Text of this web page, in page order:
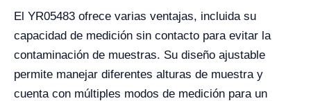
El YR05483 ofrece varias ventajas, incluida su
capacidad de medición sin contacto para evitar la
contaminación de muestras. Su diseño ajustable
permite manejar diferentes alturas de muestra y
cuenta con múltiples modos de medición para un